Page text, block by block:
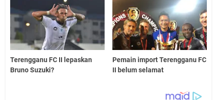
Terengganu FC II lepaskan
Bruno Suzuki?
Pemain import Terengganu FC
II belum selamat